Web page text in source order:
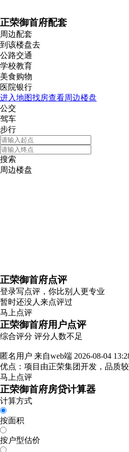
正荣御首府配套
周边配套
到该楼盘去
公路交通
学校教育
美食购物
医院银行
进入地图找房查看周边楼盘
公交
驾车
步行
搜索
周边楼盘
正荣御首府点评
登录写点评，你比别人更专业
暂时还没人来点评过
马上点评
正荣御首府用户点评
综合评分 评分人数不足
匿名用户 来自web端 2026-08-04
优点：项目由正荣集团开发，品质
马上点评
正荣御首府房贷计算器
计算方式
按面积
按户型估价